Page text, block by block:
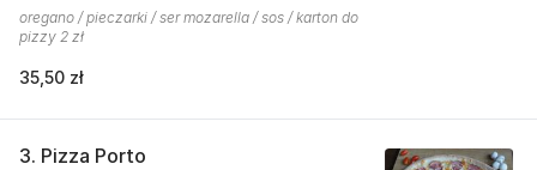
oregano / pieczarki / ser mozarella / sos / karton do
pizzy 2 zł
35,50 zł
3. Pizza Porto